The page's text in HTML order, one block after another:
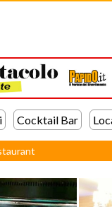
Cocktail Bar